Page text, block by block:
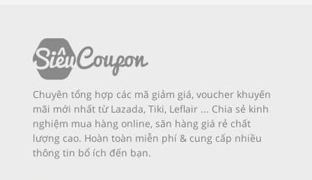
Chuyên tổng hợp các mã giảm giá, voucher khuyến
mãi mới nhất từ Lazada, Tiki, Leflair ... Chia sẻ kinh
nghiệm mua hàng online, săn hàng giá rẻ chất
lượng cao. Hoàn toàn miễn phí & cung cấp nhiều
thông tin bổ ích đến bạn.